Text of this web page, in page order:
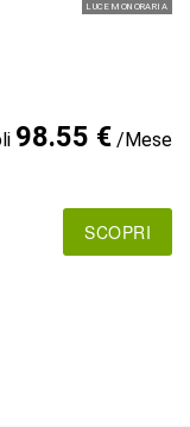
LUCE MONORARIA
98.55 €/Mese
SCOPRI